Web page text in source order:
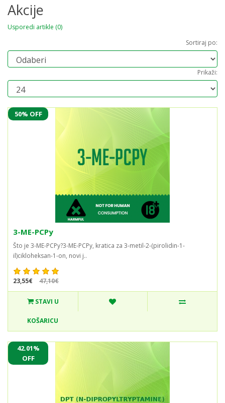
Akcije
Usporedi artikle (0)
Sortiraj po:
Prikaži:
50% OFF
3-ME-PCPy
Što je 3-ME-PCPy?3-ME-PCPy, kratica za 3-metil-2-(pirolidin-1-
il)cikloheksan-1-on, novi j..
23,55€ 47,10€
STAVI U
KOŠARICU
42.01%
OFF